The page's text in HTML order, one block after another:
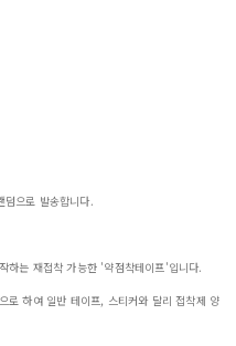
덤으로 발송합니다.
하는 재접착 가능한 '약점착테이프'입니다.
로 하여 일반 테이프, 스티커와 달리 접착제 양